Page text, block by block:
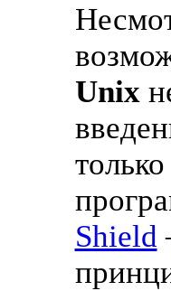
Unix
Shield